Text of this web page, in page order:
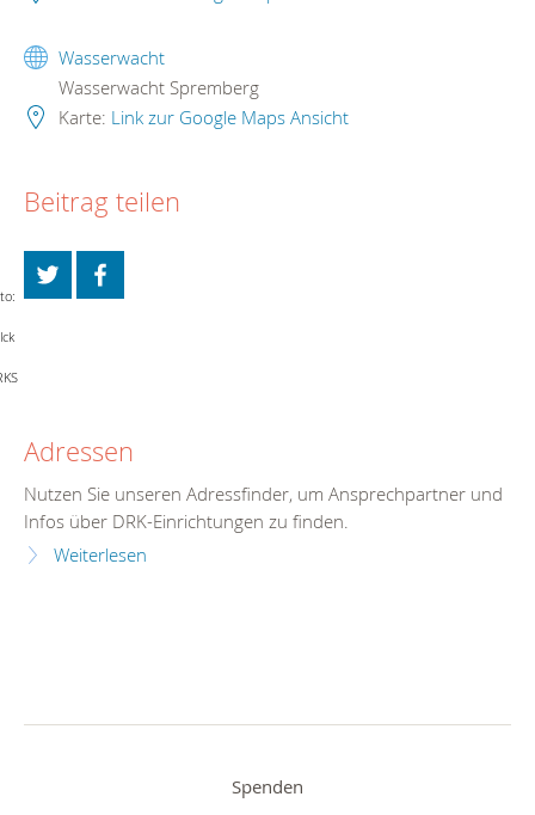
Wasserwacht
Wasserwacht Spremberg
Karte: Link zur Google Maps Ansicht
Beitrag teilen
Adressen
Nutzen Sie unseren Adressfinder, um Ansprechpartner und
Infos über DRK-Einrichtungen zu finden.
Weiterlesen
Spenden